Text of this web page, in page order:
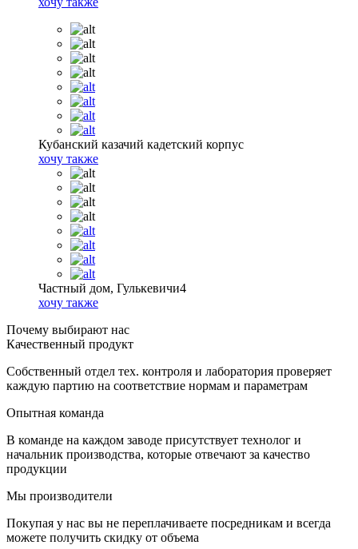
Кубанский казачий кадетский корпус
хочу также
Частный дом, Гулькевичи4
хочу также
Почему выбирают нас
Качественный продукт
Собственный отдел тех. контроля и лаборатория проверяет
каждую партию на соответствие нормам и параметрам
Опытная команда
В команде на каждом заводе присутствует технолог и
начальник производства, которые отвечают за качество
продукции
Мы производители
Покупая у нас вы не переплачиваете посредникам и всегда
можете получить скидку от объема